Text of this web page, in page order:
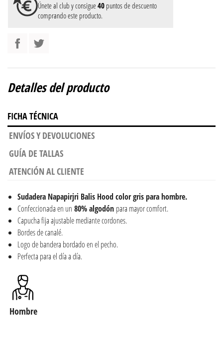
Únete al club y consigue40 puntos de descuento
comprando este producto.
Detalles del producto
FICHA TÉCNICA
ENVÍOS Y DEVOLUCIONES
GUÍA DE TALLAS
ATENCIÓN AL CLIENTE
Sudadera Napapirjri Balis Hood color gris para hombre.
Confeccionada en un 80% algodón para mayor comfort.
Capucha fija ajustable mediante cordones.
Bordes de canalé.
Logo de bandera bordado en el pecho.
Perfecta para el día a día.
Hombre